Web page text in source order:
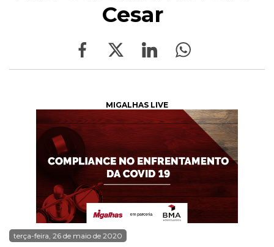
Cesar
MIGALHAS LIVE
terça-feira, 26 de maio de 2020